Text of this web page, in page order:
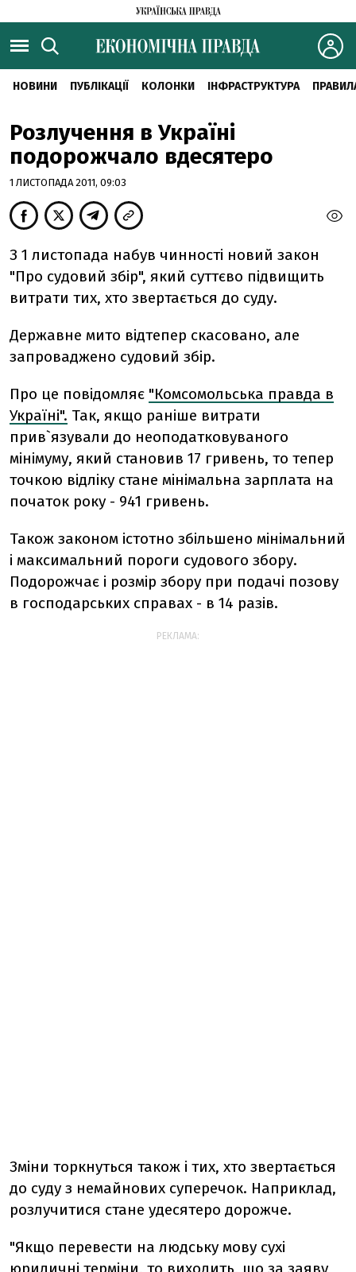
НОВИНИ ПУБЛІКАЦІЇ КОЛОНКИ ІНФРАСТРУКТУРА
Розлучення в Україні
подорожчало вдесятеро
1 ЛИСТОПАДА 2011, 09:03
З 1 листопада набув чинності новий закон
"Про судовий збір", який суттєво підвищить
витрати тих, хто звертається до суду.
Державне мито відтепер скасовано, але
запроваджено судовий збір.
Про це повідомляє "Комсомольська правда в
Україні". Так, якщо раніше витрати
прив`язували до неоподатковуваного
мінімуму, який становив 17 гривень, то тепер
точкою відліку стане мінімальна зарплата на
початок року - 941 гривень.
Також законом істотно збільшено мінімальний
і максимальний пороги судового збору.
Подорожчає і розмір збору при подачі позову
в господарських справах - в 14 разів.
РЕКЛАМА:
Зміни торкнуться також і тих, хто звертається
до суду з немайнових суперечок. Наприклад,
розлучитися стане удесятеро дорожче.
"Якщо перевести на людську мову сухі